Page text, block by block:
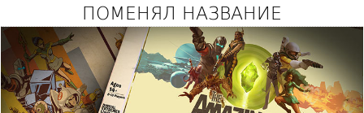
ПОМЕНЯЛ НАЗВАНИЕ